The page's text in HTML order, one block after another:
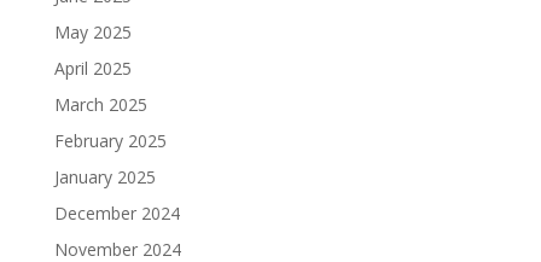
May 2025
April 2025
March 2025
February 2025
January 2025
December 2024
November 2024